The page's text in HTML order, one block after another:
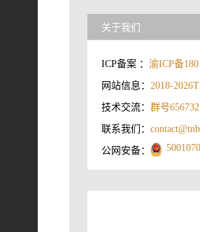
关于我们
ICP备案 ：渝ICP备
网站信息：2018-2026
技术交流：群号
联系我们：
公网安备：